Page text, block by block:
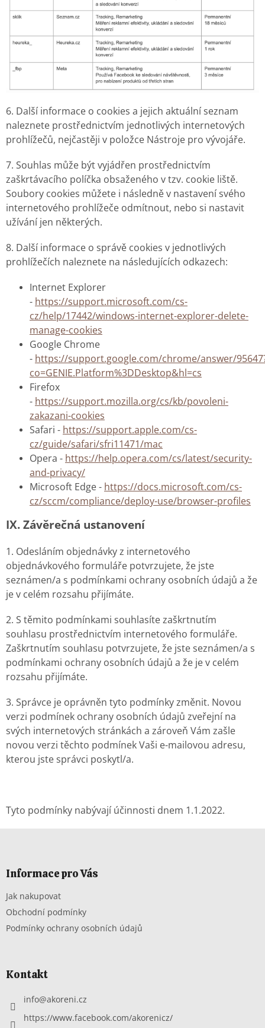
6. Další informace o cookies a jejich aktuální seznam
naleznete prostřednictvím jednotlivých internetových
prohlížečů, nejčastěji v položce Nástroje pro vývojáře.
7. Souhlas může být vyjádřen prostřednictvím
zaškrtávacího políčka obsaženého v tzv. cookie liště.
Soubory cookies můžete i následně v nastavení svého
internetového prohlížeče odmítnout, nebo si nastavit
užívání jen některých.
8. Další informace o správě cookies v jednotlivých
prohlížečích naleznete na následujících odkazech:
Internet Explorer
- https://support.microsoft.com/cs-
cz/help/17442/windows-internet-explorer-delete-
manage-cookies
Google Chrome
- https://support.google.com/chrome/answer/
co=GENIE.Platform%3DDesktop&hl=cs
Firefox
- https://support.mozilla.org/cs/kb/povoleni-
zakazani-cookies
Safari - https://support.apple.com/cs-
cz/guide/safari/sfri11471/mac
Opera - https://help.opera.com/cs/latest/security-
and-privacy/
Microsoft Edge - https://docs.microsoft.com/cs-
cz/sccm/compliance/deploy-use/browser-profiles
IX. Závěrečná ustanovení
1. Odesláním objednávky z internetového
objednávkového formuláře potvrzujete, že jste
seznámen/a s podmínkami ochrany osobních údajů a že
je v celém rozsahu přijímáte.
2. S těmito podmínkami souhlasíte zaškrtnutím
souhlasu prostřednictvím internetového formuláře.
Zaškrtnutím souhlasu potvrzujete, že jste seznámen/a s
podmínkami ochrany osobních údajů a že je v celém
rozsahu přijímáte.
3. Správce je oprávněn tyto podmínky změnit. Novou
verzi podmínek ochrany osobních údajů zveřejní na
svých internetových stránkách a zároveň Vám zašle
novou verzi těchto podmínek Vaši e-mailovou adresu,
kterou jste správci poskytl/a.
Tyto podmínky nabývají účinnosti dnem 1.1.2022.
Informace pro Vás
Jak nakupovat
Obchodní podmínky
Podmínky ochrany osobních údajů
Kontakt
info@akoreni.cz
https://www.facebook.com/akorenicz/